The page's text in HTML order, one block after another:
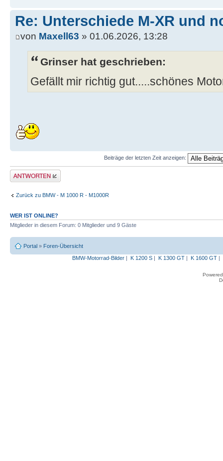
Re: Unterschiede M-XR und
von Maxell63 » 01.06.2026, 13:28
Grinser hat geschrieben:
Gefällt mir richtig gut.....schönes
Beiträge der letzten Zeit anzeigen:
Antwort erstellen
Zurück zu BMW - M 1000 R - M1000R
WER IST ONLINE?
Mitglieder in diesem Forum: 0 Mitglieder und 9 Gäste
Portal » Foren-Übersicht
BMW-Motorrad-Bilder| K 1200 S| K 1300 GT| K 1600 GT|